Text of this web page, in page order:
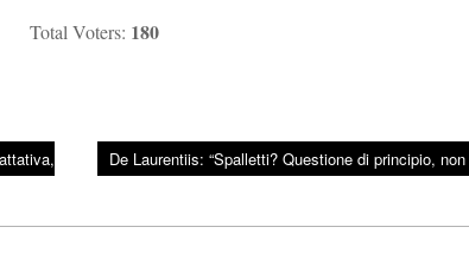
Total Voters: 180
De Laurentiis: “Spalletti? Questione di principio, non